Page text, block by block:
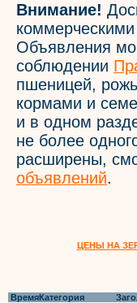
Внимание!
Объявления
соблюдении
пшеницей,
кормами и
и в одном
не более
расширены,
объявлений.
ЦЕНЫ НА
ВремяКатегория